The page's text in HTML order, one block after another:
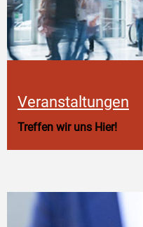
Veranstaltungen
Treffen wir uns Hier!